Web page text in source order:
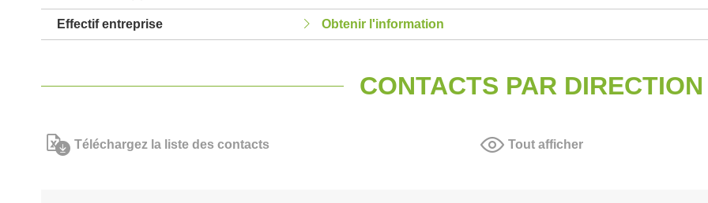
Effectif entreprise Obtenir l'information
CONTACTS PAR DIRECTION
Téléchargez la liste des contacts Tout afficher